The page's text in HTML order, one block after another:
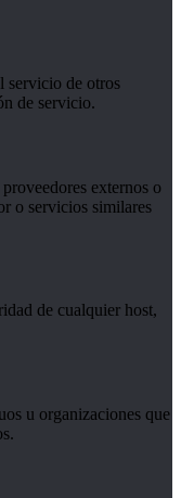
servicio de otros
de servicio.
externos o
o servicios similares
de cualquier host,
u organizaciones que